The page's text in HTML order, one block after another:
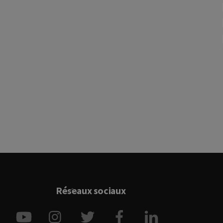
Back
Top
Réseaux sociaux
YouTube Instagram Twitter Facebook